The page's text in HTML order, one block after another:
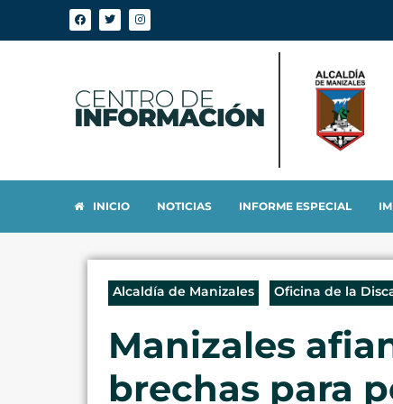
INICIO NOTICIAS INFORME ESPECIAL
Alcaldía de Manizales Oficina de la
Manizales
brechas para